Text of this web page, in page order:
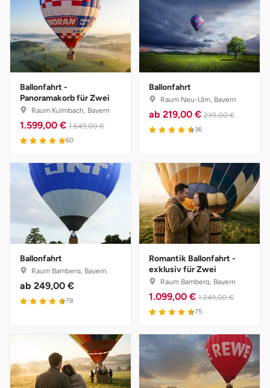
Ballonfahrt -
Panoramakorb für Zwei
Raum Kulmbach, Bayern
1.599,00 € 1.649,00 €
5 von 5
60
Ballonfahrt
Raum Neu-Ulm, Bayern
ab 219,00 € 239,00 €
4.6 von 5
36
Ballonfahrt
Raum Bamberg, Bayern
ab 249,00 €
4.6 von 5
78
Romantik Ballonfahrt -
exklusiv für Zwei
Raum Bamberg, Bayern
1.099,00 € 1.249,00 €
4.7 von 5
75